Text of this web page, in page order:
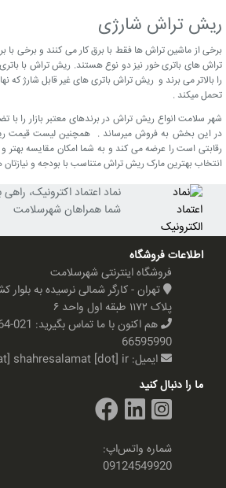
ریش تراش شارژی
برخی از ماشین تراش ها فقط با برق کار می کنند و برخی با
تراش های باتری خور نیز دو نوع هستند. ریش تراش با
را بالاتر می برند و ریش تراش باتری های غیر قابل شارژ که
تحمل میکند .
شهر سلامت انواع ریش تراش در برندهای معتبر بازار را با
در این بخش به فروش میرساند . همچنین لیست قیمت
رقابتی است را عرضه می کند و به شما امکان مقایسه بهتر
انتخاب بهترین مارک ریش تراش متناسب با بودجه و
نماد اعتماد اکترونیک،
شما همراهان شهرسلامت
اطلاعات فروشگاه
فروشگاه اینترنتی شهرسلامت
تهران - کارگر شمالی نرسیده به
پلاک ۱۱۷۲ طبقه اول واحد ۶
هم اکنون با ما تماس بگیرید:
66595990
ایمیل: shahresalamat [dot] ir
ما را دنبال کنید
شماره واتس‌اپ:
09124549920